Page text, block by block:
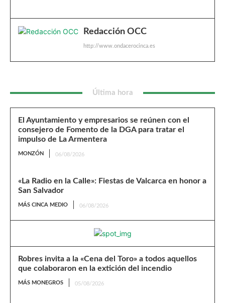
Redacción OCC
http://www.ondacerocinca.es
Última hora
El Ayuntamiento y empresarios se reúnen con el
consejero de Fomento de la DGA para tratar el
impulso de La Armentera
MONZÓN 06/08/2026
«La Radio en la Calle»: Fiestas de Valcarca en honor a
San Salvador
MÁS CINCA MEDIO 06/08/2026
Robres invita a la «Cena del Toro» a todos aquellos
que colaboraron en la extición del incendio
MÁS MONEGROS 05/08/2026